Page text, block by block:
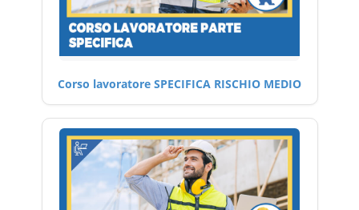
Corso lavoratore SPECIFICA RISCHIO MEDIO